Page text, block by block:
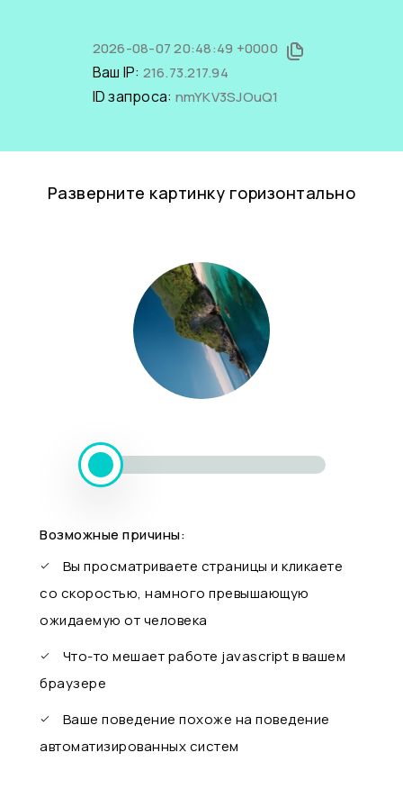
2026-08-07 20:48:49 +0000
Ваш IP: 216.73.217.94
ID запроса: nmYKV3SJOuQ1
Разверните картинку горизонтально
Возможные причины:
Вы просматриваете страницы и кликаете
со скоростью, намного превышающую
ожидаемую от человека
Что-то мешает работе javascript в вашем
браузере
Ваше поведение похоже на поведение
автоматизированных систем